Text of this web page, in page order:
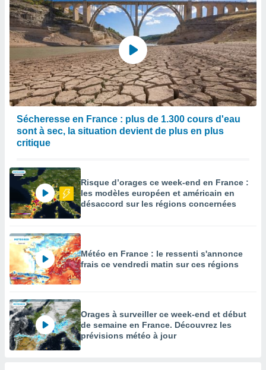
Sécheresse en France : plus de 1.300 cours d'eau
sont à sec, la situation devient de plus en plus
critique
Risque d’orages ce week-end en France :
les modèles européen et américain en
désaccord sur les régions concernées
Météo en France : le ressenti s'annonce
frais ce vendredi matin sur ces régions
Orages à surveiller ce week-end et début
de semaine en France. Découvrez les
prévisions météo à jour